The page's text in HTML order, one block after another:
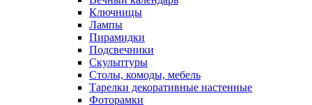
Ключницы
Лампы
Пирамидки
Подсвечники
Скульптуры
Столы, комоды, мебель
Тарелки декоративные настенные
Фоторамки